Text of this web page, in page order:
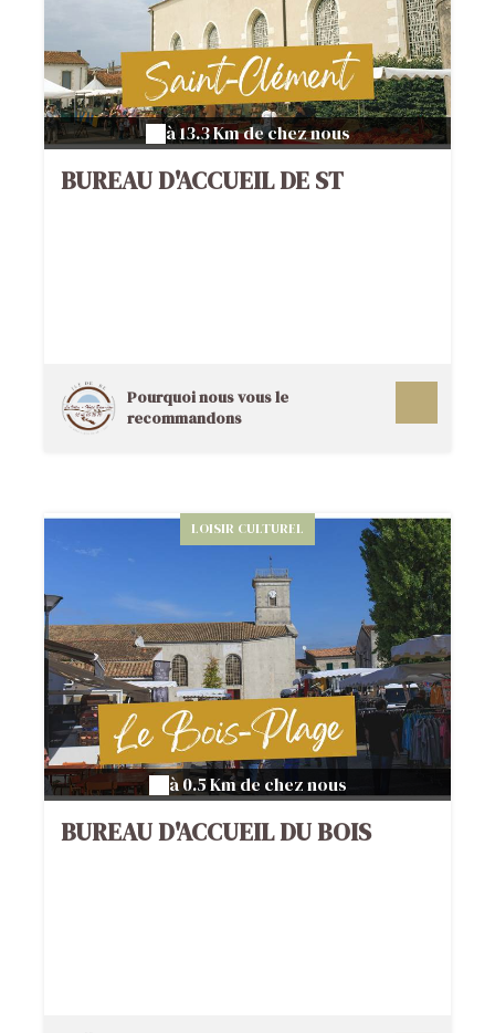
à 13.3 Km de chez nous
BUREAU D'ACCUEIL DE ST
Pourquoi nous vous le
recommandons
LOISIR CULTUREL
à 0.5 Km de chez nous
BUREAU D'ACCUEIL DU BOIS